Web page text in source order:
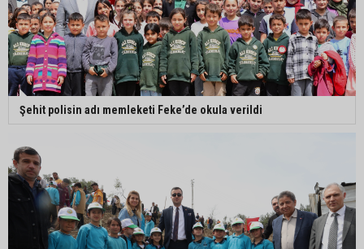
Şehit polisin adı memleketi Feke’de okula verildi